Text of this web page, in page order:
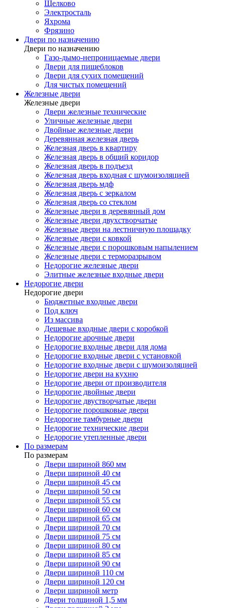
Щелково
Электросталь
Яхрома
Фрязино
Двери по назначению
Двери по назначению
Газо-дымо-непроницаемые двери
Двери для пищеблоков
Двери для сухих помещений
Для чистых помещений
Железные двери
Железные двери
Двери железные технические
Уличные железные двери
Двойные железные двери
Деревянная железная дверь
Железная дверь в квартиру
Железная дверь в общий коридор
Железная дверь в подъезд
Железная дверь входная с шумоизоляцией
Железная дверь мдф
Железная дверь с зеркалом
Железная дверь со стеклом
Железные двери в деревянный дом
Железные двери двухстворчатые
Железные двери на лестничную площадку
Железные двери с ковкой
Железные двери с порошковым напылением
Железные двери с терморазрывом
Недорогие железные двери
Элитные железные входные двери
Недорогие двери
Недорогие двери
Бюджетные входные двери
Под ключ
Из массива
Дешевые входные двери с коробкой
Недорогие арочные двери
Недорогие входные двери для дома
Недорогие входные двери с установкой
Недорогие входные двери с шумоизоляцией
Недорогие двери на кухню
Недорогие двери от производителя
Недорогие двойные двери
Недорогие двустворчатые двери
Недорогие порошковые двери
Недорогие тамбурные двери
Недорогие технические двери
Недорогие утепленные двери
По размерам
По размерам
Двери шириной 860 мм
Двери шириной 40 см
Двери шириной 45 см
Двери шириной 50 см
Двери шириной 55 см
Двери шириной 60 см
Двери шириной 65 см
Двери шириной 70 см
Двери шириной 75 см
Двери шириной 80 см
Двери шириной 85 см
Двери шириной 90 см
Двери шириной 110 см
Двери шириной 120 см
Двери шириной метр
Двери толщиной 1,5 мм